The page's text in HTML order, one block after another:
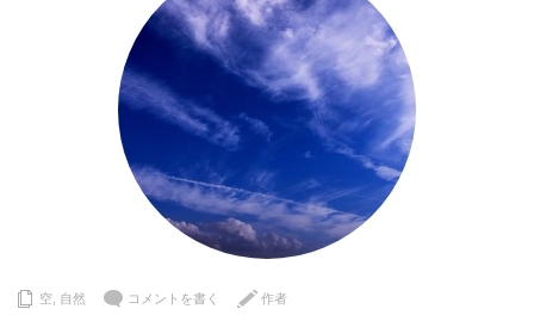
空 自然 コメントを書く 作者